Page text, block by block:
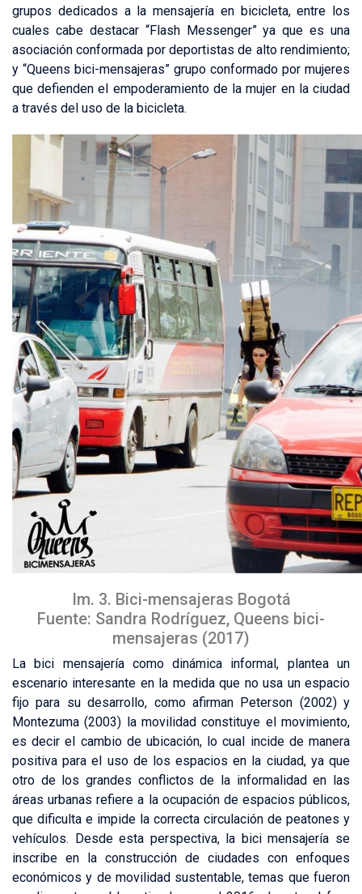
grupos dedicados a la mensajería en bicicleta, entre los
cuales cabe destacar “Flash Messenger” ya que es una
asociación conformada por deportistas de alto rendimiento;
y “Queens bici-mensajeras” grupo conformado por mujeres
que defienden el empoderamiento de la mujer en la ciudad
a través del uso de la bicicleta.
Im. 3. Bici-mensajeras Bogotá
Fuente: Sandra Rodríguez, Queens bici-
mensajeras (2017)
La bici mensajería como dinámica informal, plantea un
escenario interesante en la medida que no usa un espacio
fijo para su desarrollo, como afirman Peterson (2002) y
Montezuma (2003) la movilidad constituye el movimiento,
es decir el cambio de ubicación, lo cual incide de manera
positiva para el uso de los espacios en la ciudad, ya que
otro de los grandes conflictos de la informalidad en las
áreas urbanas refiere a la ocupación de espacios públicos,
que dificulta e impide la correcta circulación de peatones y
vehículos. Desde esta perspectiva, la bici mensajería se
inscribe en la construcción de ciudades con enfoques
económicos y de movilidad sustentable, temas que fueron